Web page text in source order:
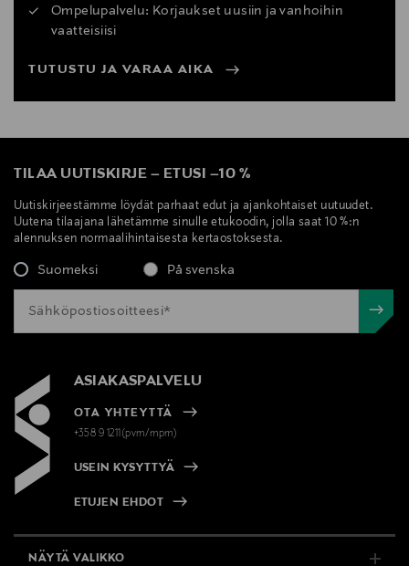
Ompelupalvelu: Korjaukset uusiin ja vanhoihin
vaatteisiisi
TUTUSTU JA VARAA AIKA
TILAA UUTISKIRJE – ETUSI –10 %
Uutiskirjeestämme löydät parhaat edut ja ajankohtaiset uutuudet.
Uutena tilaajana lähetämme sinulle etukoodin, jolla saat 10 %:n
alennuksen normaalihintaisesta kertaostoksesta.
Suomeksi På svenska
ASIAKASPALVELU
OTA YHTEYTTÄ
+358 9 1211(pvm/mpm)
USEIN KYSYTTYÄ
ETUJEN EHDOT
NÄYTÄ VALIKKO